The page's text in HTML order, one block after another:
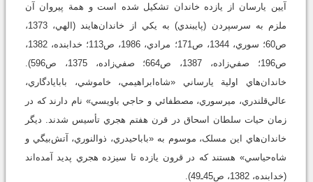
آيين يارسان از يازده خاندان تشکيل شده است و همة پيروان آن
ملزم به سرسپردن (پايبندي) به يکي از خاندان‌هايند (الهي، 1373،
ص60؛ سوري، 1344، ص171؛ مرادي، 1986، ص113؛ خدابنده، 1382،
ص196؛ صفي‌زاده، 1387، ص664؛ صفي‌زاده، 1375، ص596).
خاندان‌هاي اولية يارساني «شاه‌ابراهيمي، خاموشي، بابايادگاري،
عالي‌قلندري، ميرسوري، مصطفائي و حاجي باويسي» نام دارند که در
زمان حيات سلطان اسحاق در قرن هفتم هجري تأسيس شدند. ديگر
خاندان‌هاي اين مسلک، موسوم به «باباحيدري، ذوالنوري، آتش‌بيگي و
شاه‌حياسي» هستند که در قرون يازده تا سيزده هجري پديد آمده‌اند
(خدابنده، 1382، ص45ـ49).